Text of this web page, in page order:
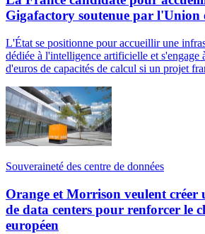
Gigafactory soutenue par l'Union
L'État se positionne pour accueillir une
dédiée à l'intelligence artificielle et s'engage
d'euros de capacités de calcul si un projet
Souveraineté des centre de données
Orange et Morrison veulent créer
de data centers pour renforcer le
européen